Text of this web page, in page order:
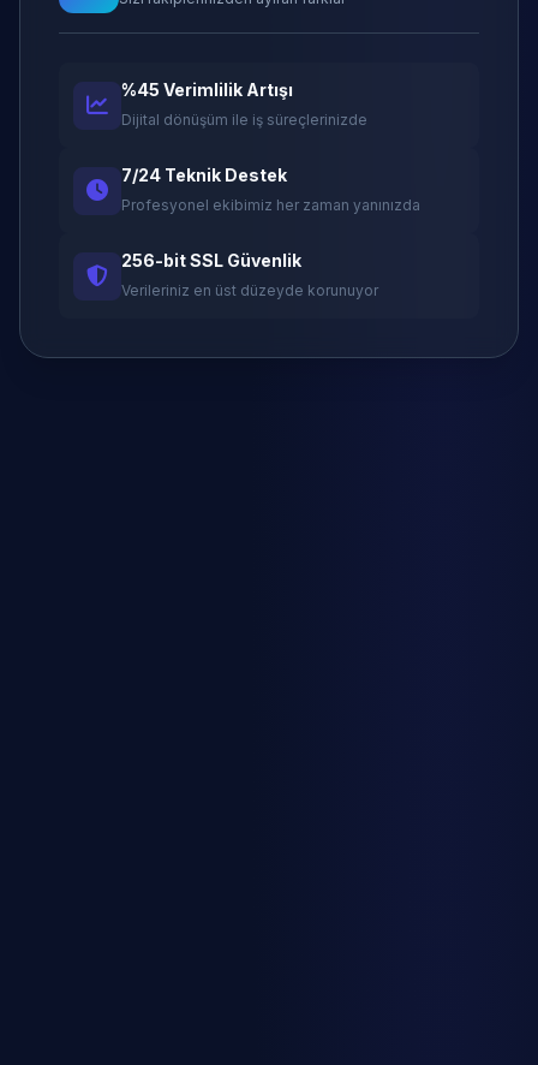
%45 Verimlilik Artışı
Dijital dönüşüm ile iş süreçlerinizde
7/24 Teknik Destek
Profesyonel ekibimiz her zaman yanınızda
256-bit SSL Güvenlik
Verileriniz en üst düzeyde korunuyor